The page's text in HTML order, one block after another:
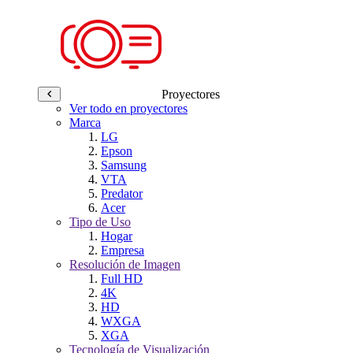
Proyectores
Ver todo en proyectores
Marca
LG
Epson
Samsung
VTA
Predator
Acer
Tipo de Uso
Hogar
Empresa
Resolución de Imagen
Full HD
4K
HD
WXGA
XGA
Tecnología de Visualización